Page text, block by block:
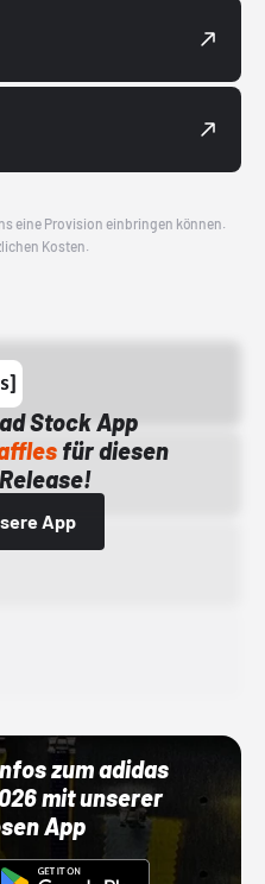
eine Provision einbringen können.
Kosten.
Stock App
für diesen
App
zum adidas
mit unserer
App